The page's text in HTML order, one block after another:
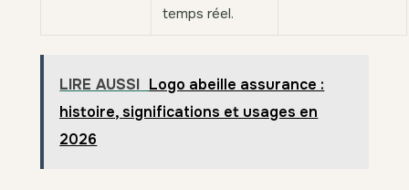
temps réel.
LIRE AUSSI Logo abeille assurance :
histoire, significations et usages en
2026